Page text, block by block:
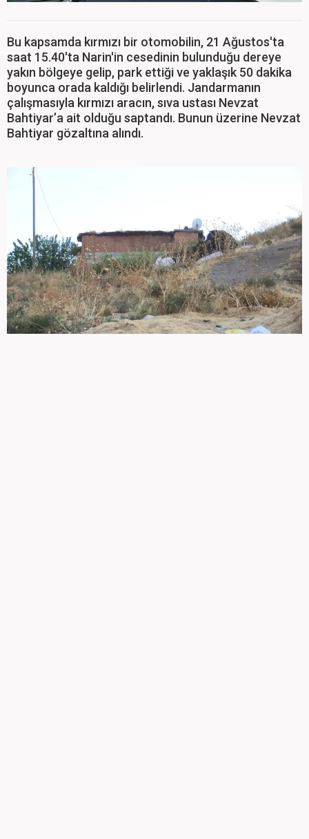
Bu kapsamda kırmızı bir otomobilin, 21 Ağustos'ta
saat 15.40'ta Narin'in cesedinin bulunduğu dereye
yakın bölgeye gelip, park ettiği ve yaklaşık 50 dakika
boyunca orada kaldığı belirlendi. Jandarmanın
çalışmasıyla kırmızı aracın, sıva ustası Nevzat
Bahtiyar’a ait olduğu saptandı. Bunun üzerine Nevzat
Bahtiyar gözaltına alındı.